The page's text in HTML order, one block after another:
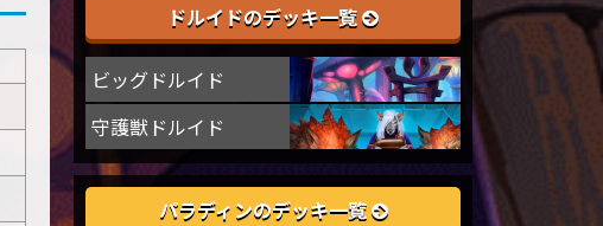
ドルイドのデッキ一覧
ビッグドルイド
守護獣ドルイド
パラディンのデッキ一覧